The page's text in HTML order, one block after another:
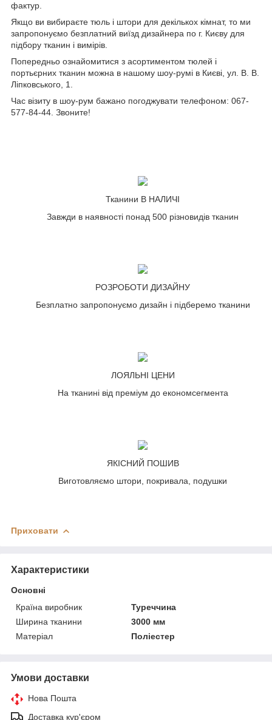
фактур.
Якщо ви вибираєте тюль і штори для декількох кімнат, то ми
запропонуємо безплатний виїзд дизайнера по г. Києву для
підбору тканин і вимірів.
Попередньо ознайомитися з асортиментом тюлей і
портьєрних тканин можна в нашому шоу-румі в Києві, ул. В. В.
Ліпковського, 1.
Час візиту в шоу-рум бажано погоджувати телефоном: 067-
577-84-44. Звоните!
Тканини В НАЛИЧІ
Завжди в наявності понад 500 різновидів тканин
РОЗРОБОТИ ДИЗАЙНУ
Безплатно запропонуємо дизайн і підберемо тканини
ЛОЯЛЬНІ ЦЕНИ
На тканині від преміум до економсегмента
ЯКІСНИЙ ПОШИВ
Виготовляємо штори, покривала, подушки
Приховати
Характеристики
Основні
Країна виробник
Туреччина
Ширина тканини
3000 мм
Матеріал
Поліестер
Умови доставки
Нова Пошта
Доставка кур'єром